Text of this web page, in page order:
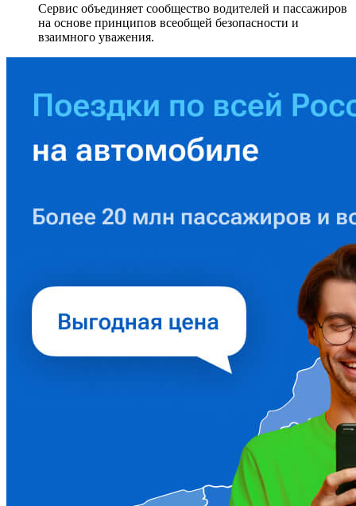
Сервис объединяет сообщество водителей и пассажиров
на основе принципов всеобщей безопасности и
взаимного уважения.